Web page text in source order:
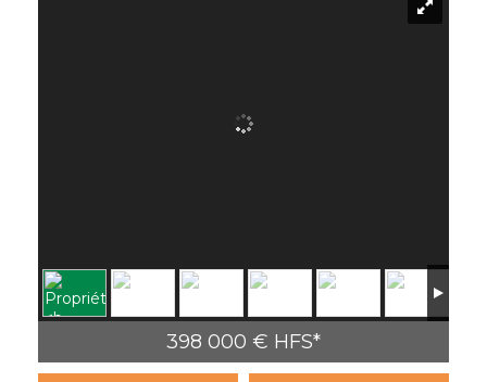
398 000 € HFS*